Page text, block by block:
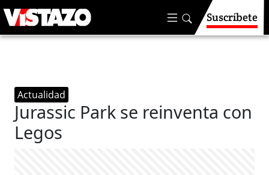
Suscríbete
Actualidad
Jurassic Park se reinventa con
Legos